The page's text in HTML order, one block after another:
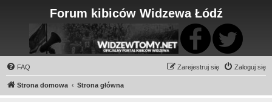
Forum kibiców Widzewa Łódź
FAQ Zaloguj się
Zarejestruj się
Strona domowa Strona główna